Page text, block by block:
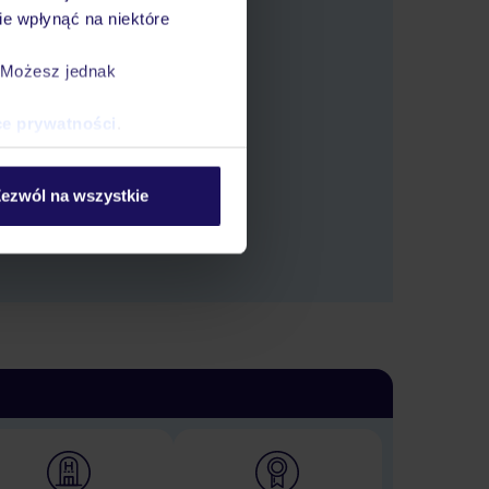
wpłynąć na niektóre
jednak
prywatności
na wszystkie
oferty.